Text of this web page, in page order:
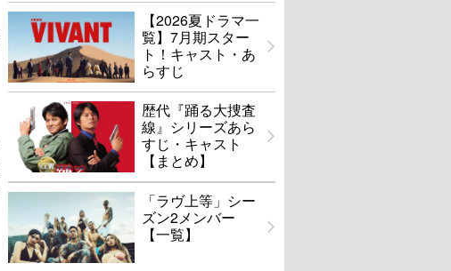
【2026夏ドラマ一
覧】7月期スター
ト！キャスト・あ
らすじ
歴代『踊る大捜査
線』シリーズあら
すじ・キャスト
【まとめ】
「ラヴ上等」シー
ズン2メンバー
【一覧】